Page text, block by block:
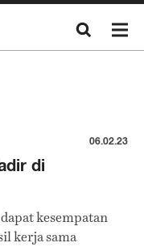
06.02.23
di
kesempatan
kerja sama